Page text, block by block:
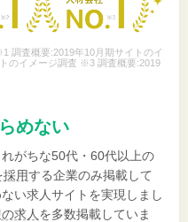
調査概要:2019年10月期サイトのイ
のイメージ調査 ※3 調査概要:2019
めない
がちな50代・60代以上の
採用する企業のみ掲載して
い求人サイトを実現しまし
求人 を多数掲載していま